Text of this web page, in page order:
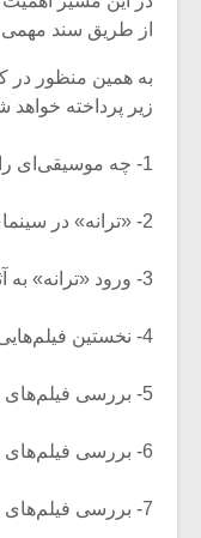
از طریق سند
به همین منظور در
زیر پرداخته خواهد
1- چه موسیقی‌ای را موسیقی پاپ بدانیم
2- «ترانه» در سینمای جهان
3- ورود «ترانه» به آثار نمایشی
4- نخستین فیلم‌هایی که در ایران از ترانه استفاده کردند
5- بررسی فیلم‌های دهه ۳۰
6- بررسی فیلم‌های دهه ۴۰
7- بررسی فیلم‌های دهه ۵۰